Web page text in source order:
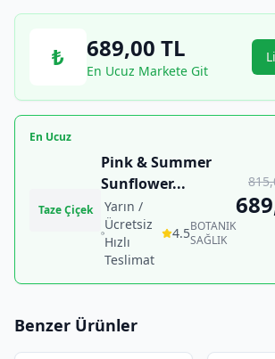
₺ 689,00 TL
En Ucuz Markete Git
En Ucuz
Taze Çiçek
Pink & Summer
Sunflower...
Yarın /
Ücretsiz
Hızlı
Teslimat
4.5BOTANIK
SAĞLIK
Benzer Ürünler